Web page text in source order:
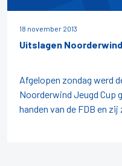
18 november 2013
Uitslagen
Afgelopen zondag werd
Noorderwind Jeugd Cup
handen van de FDB en